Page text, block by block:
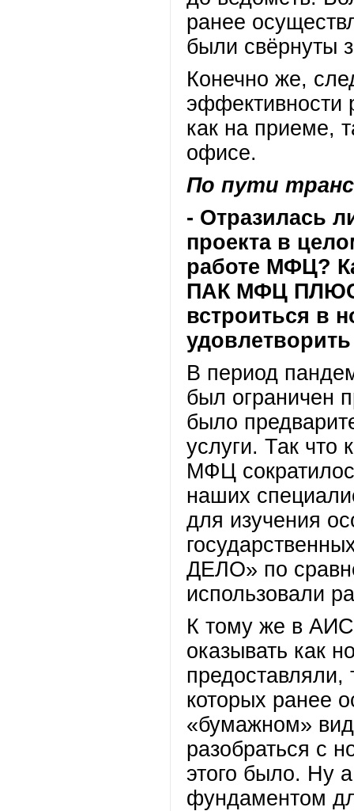
ранее
были свёрнуты
Конечно же,
эффективности
как на приеме,
офисе.
По пути
- Отразилась
проекта в
работе МФЦ?
ПАК МФЦ
встроиться в
В период
был ограничен
было
услуги. Так что
МФЦ
наших
для изучения
ДЕЛО» по
использовали
К тому же в
оказывать как
предоставляли,
которых ранее
«бумажном»
разобраться с
этого было.
фундаментом